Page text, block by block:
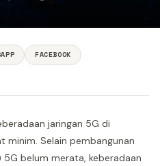
FACEBOOK
jaringan 5G di
minim. Selain pembangunan
belum merata, keberadaan